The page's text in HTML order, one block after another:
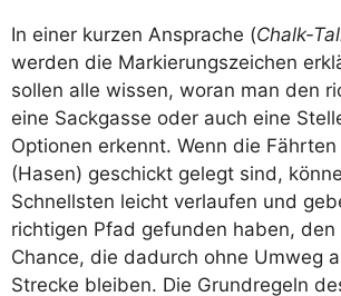
In einer kurzen Ansprache (Chalk-
werden die Markierungszeichen
sollen alle wissen, woran man den
eine Sackgasse oder auch eine
Optionen erkennt. Wenn die
(Hasen) geschickt gelegt sind,
Schnellsten leicht verlaufen und
richtigen Pfad gefunden haben, den
Chance, die dadurch ohne Umweg
Strecke bleiben. Die Grundregeln